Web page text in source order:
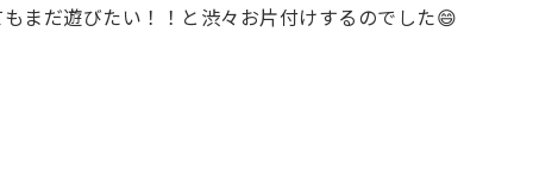
まだ遊びたい！！と渋々お片付けするのでした😄